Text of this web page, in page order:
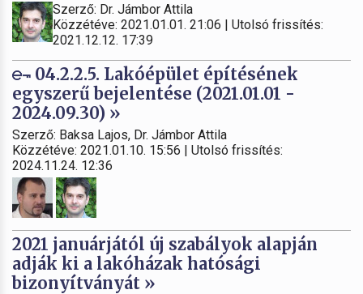
Szerző: Dr. Jámbor Attila
Közzétéve: 2021.01.01. 21:06 | Utolsó frissítés:
2021.12.12. 17:39
04.2.2.5. Lakóépület építésének
egyszerű bejelentése (2021.01.01 -
2024.09.30) »
Szerző: Baksa Lajos, Dr. Jámbor Attila
Közzétéve: 2021.01.10. 15:56 | Utolsó frissítés:
2024.11.24. 12:36
2021 januárjától új szabályok alapján
adják ki a lakóházak hatósági
bizonyítványát »